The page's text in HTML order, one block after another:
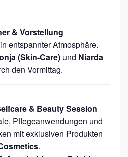
& Vorstellung
entspannter Atmosphäre.
(Skin-Care) und Niarda
den Vormittag.
& Beauty Session
Pflegeanwendungen und
mit exklusiven Produkten
.